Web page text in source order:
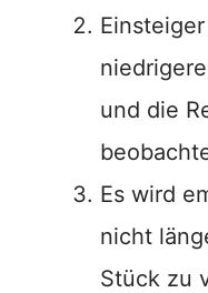
und die
Es wird
nicht
Stück zu